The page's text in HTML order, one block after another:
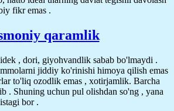
fikr emas .
qaramlik
, dori, giyohvandlik sabab bo'lmaydi .
jiddiy ko'rinishi himoya qilish emas
to'liq ozodlik emas , xotirjamlik. Barcha
. Shuning uchun pul olishdan so'ng , yana
bor .